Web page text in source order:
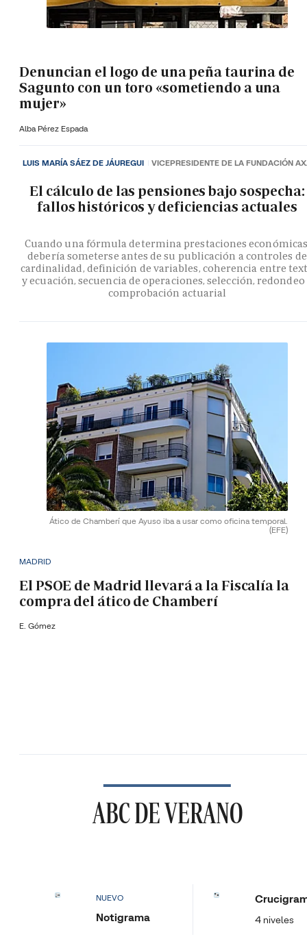
Denuncian el logo de una peña taurina de
Sagunto con un toro «sometiendo a una
mujer»
Alba Pérez Espada
El cálculo de las pensiones bajo sospecha:
fallos históricos y deficiencias actuales
Cuando una fórmula determina prestaciones
debería someterse antes de su publicación a controles de
cardinalidad, definición de variables, coherencia entre
y ecuación, secuencia de operaciones, selección, redondeo
comprobación actuarial
LUIS MARÍA SÁEZ DE JÁUREGUI VICEPRESIDENTE DE LA FUNDACIÓN
Ático de Chamberí que Ayuso iba a usar como oficina temporal.
(EFE)
MADRID
El PSOE de Madrid llevará a la Fiscalía la
compra del ático de Chamberí
E. Gómez
ABC DE VERANO
NUEVO
Notigrama 4 niveles